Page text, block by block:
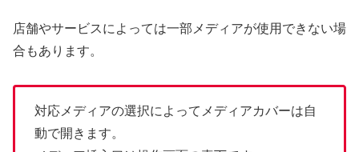
店舗やサービスによっては一部メディアが使用できない場
合もあります。
対応メディアの選択によってメディアカバーは自
動で開きます。